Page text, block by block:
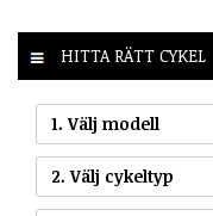
HITTA RÄTT CYKEL
1. Välj modell
2. Välj cykeltyp